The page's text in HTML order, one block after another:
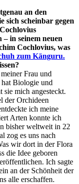
an den
sich scheinbar gegen
in seinem neuen
Cochlovius, was
zum Känguru.
Frau und
Biologie und
sie mich angesteckt.
der Orchideen
ich meine
Arten konnte ich
bisher weltweit in 22
zog es uns nach
wir dort in der Flora
die Idee geboren
Ich sagte
an der Schönheit der
alle erschaffen.